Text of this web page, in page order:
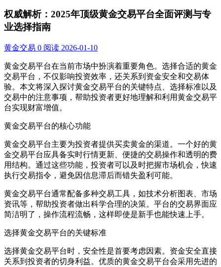
权威解析：2025年顶级黄金交易平台全面评测与专
业选择指南
黄金交易 0 阅读 2026-01-10
黄金交易平台在当前市场中扮演着重要角色。选择合适的黄金
交易平台，不仅影响投资效率，还关系到资金安全和交易体
验。本文将深入探讨黄金交易平台的关键特点、选择标准以及
交易中的注意事项，帮助投资者更好地理解和利用黄金交易平
台实现财富增值。
黄金交易平台的核心功能
黄金交易平台主要为投资者提供买卖黄金的渠道。一个好的黄
金交易平台应具备实时行情更新、便捷的交易操作和透明的费
用结构。通过这些功能，投资者可以及时把握市场机会，快速
执行交易指令，避免因信息滞后而错失盈利可能。
黄金交易平台通常配备多种交易工具，如技术分析图表、市场
资讯等，帮助投资者做出科学合理的决策。平台的交易界面应
简洁明了，操作流程流畅，这样即使是新手也能快速上手。
选择黄金交易平台的关键标准
选择黄金交易平台时，安全性是首要考虑因素。资金安全直接
关系到投资者的切身利益。优质的黄金交易平台会采用先进的